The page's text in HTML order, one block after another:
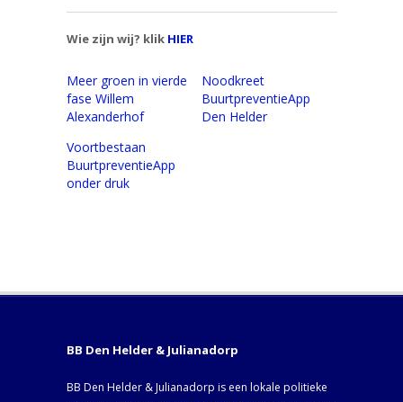
Wie zijn wij? klik HIER
Meer groen in vierde
fase Willem
Alexanderhof
Noodkreet
BuurtpreventieApp
Den Helder
Voortbestaan
BuurtpreventieApp
onder druk
BB Den Helder & Julianadorp
BB Den Helder & Julianadorp is een lokale politieke